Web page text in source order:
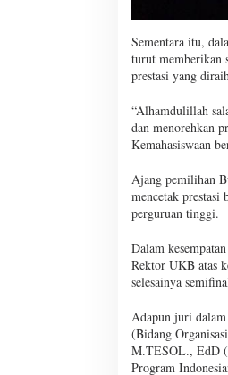
Sementara itu,
turut memberikan
prestasi yang
“Alhamdulillah
dan menorehkan
Kemahasiswaan
Ajang pemilihan
mencetak prestasi
perguruan tinggi.
Dalam
Rektor UKB atas
selesainya
Adapun juri
(Bidang
M.TESOL., EdD
Program